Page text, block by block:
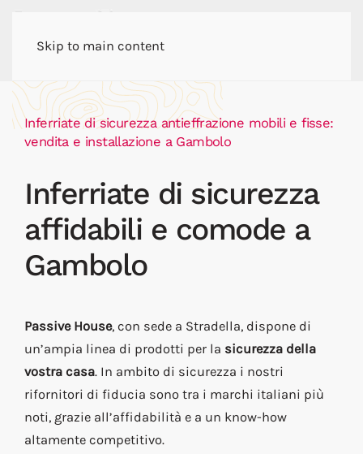
Skip to main content
Inferriate di sicurezza antieffrazione mobili e fisse:
vendita e installazione a Gambolo
Inferriate di sicurezza
affidabili e comode a
Gambolo
Passive House, con sede a Stradella, dispone di
un’ampia linea di prodotti per la sicurezza della
vostra casa. In ambito di sicurezza i nostri
rifornitori di fiducia sono tra i marchi italiani più
noti, grazie all’affidabilità e a un know-how
altamente competitivo.